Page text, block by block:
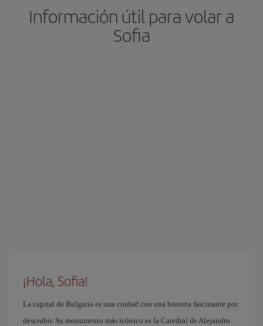
Información útil para volar a
Sofia
¡Hola, Sofia!
La capital de Bulgaria es una ciudad con una historia fascinante por
descrubir. Su monumento más icónico es la Catedral de Alejandro